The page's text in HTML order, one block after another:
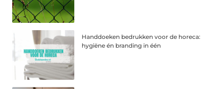
Handdoeken bedrukken voor de horeca:
hygiëne én branding in één